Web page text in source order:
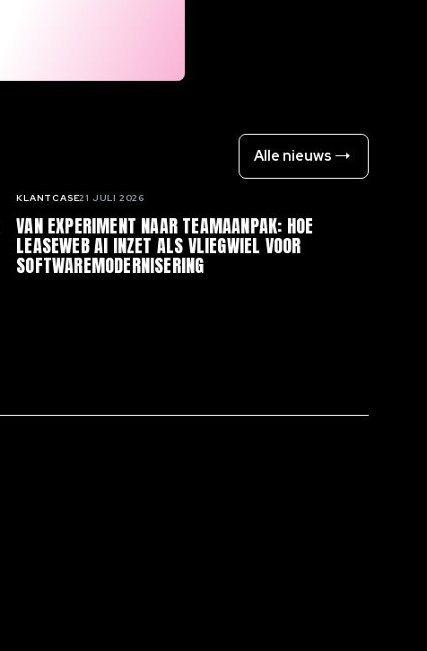
Alle nieuws
VAN EXPERIMENT NAAR TEAMAANPAK: HOE
LEASEWEB AI INZET ALS VLIEGWIEL VOOR
SOFTWAREMODERNISERING
KLANTCASE21 JULI 2026